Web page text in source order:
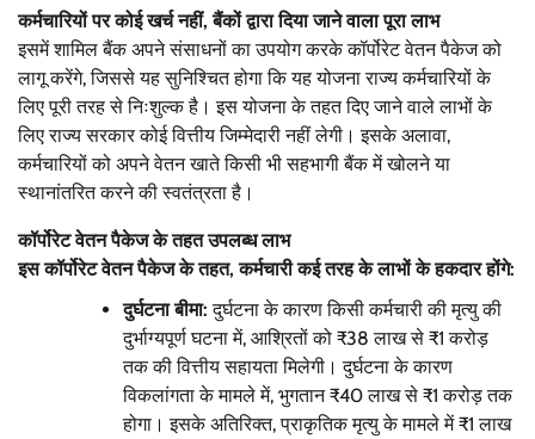
कर्मचारियों पर कोई खर्च नहीं, बैंकों द्वारा दिया जाने वाला पूरा लाभ
इसमें शामिल बैंक अपने संसाधनों का उपयोग करके कॉर्पोरेट वेतन पैकेज को
लागू करेंगे, जिससे यह सुनिश्चित होगा कि यह योजना राज्य कर्मचारियों के
लिए पूरी तरह से निःशुल्क है। इस योजना के तहत दिए जाने वाले लाभों के
लिए राज्य सरकार कोई वित्तीय जिम्मेदारी नहीं लेगी। इसके अलावा,
कर्मचारियों को अपने वेतन खाते किसी भी सहभागी बैंक में खोलने या
स्थानांतरित करने की स्वतंत्रता है।
कॉर्पोरेट वेतन पैकेज के तहत उपलब्ध लाभ
इस कॉर्पोरेट वेतन पैकेज के तहत, कर्मचारी कई तरह के लाभों के हकदार होंगे:
दुर्घटना बीमा: दुर्घटना के कारण किसी कर्मचारी की मृत्यु की
दुर्भाग्यपूर्ण घटना में, आश्रितों को ₹38 लाख से ₹1 करोड़
तक की वित्तीय सहायता मिलेगी। दुर्घटना के कारण
विकलांगता के मामले में, भुगतान ₹40 लाख से ₹1 करोड़ तक
होगा। इसके अतिरिक्त, प्राकृतिक मृत्यु के मामले में ₹1 लाख